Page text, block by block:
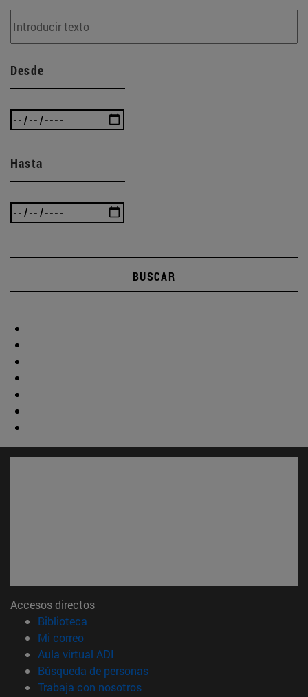
Desde
Hasta
BUSCAR
Accesos directos
Biblioteca
Mi correo(abre en nueva ventana)
Aula virtual ADI
Búsqueda de personas(abre en nueva ventana)
Trabaja con nosotros(abre en nueva ventana)